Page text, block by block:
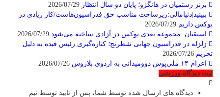
برنز رستمیان در هانگژو؛ پایان دو سال انتظار
ببینید|دنیامالی:زیرساخت مناسب حق فدراسیون‌هاست/کار زیادی در
بوکس داریم
اسبقیان: مجموعه بعدی بوکس در آزادی ساخته می‌شود
زلزله در فدراسیون جهانی شطرنج؛ کناره‌گیری رئیس فیده به دلیل
تحریم
اعزام ۱۴ ملی‌پوش دوومیدانی به اردوی بلاروس
ثبت دیدگاه ورزشی
دیدگاه های ارسال شده توسط شما، پس از تایید توسط تیم